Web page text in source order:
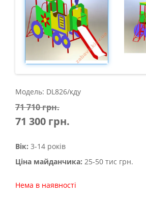
Модель: DL826/кду
71 710 грн.
71 300 грн.
Вік: 3-14 років
Ціна майданчика: 25-50 тис грн.
Нема в наявності